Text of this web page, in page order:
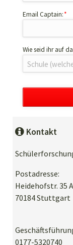
Pflichtfeld
Email Captain:*
Wie seid ihr auf
Kontakt
Postadresse:
Heidehofstr. 35 A
70184 Stuttgart
0177-5320740